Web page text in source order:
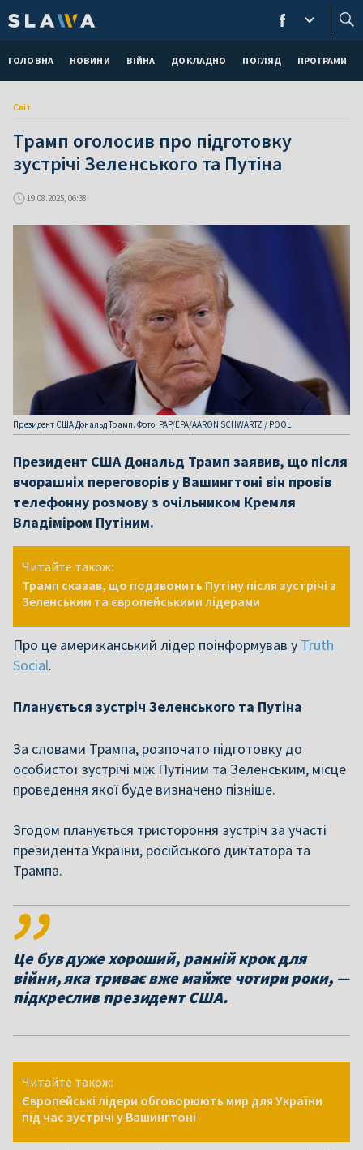
ГОЛОВНА НОВИНИ ВІЙНА ДОКЛАДНО ПОГЛЯД ПРОГРАМИ
Світ
Трамп оголосив про підготовку
зустрічі Зеленського та Путіна
19.08.2025, 06:38
Президент США Дональд Трамп. Фото: PAP/EPA/AARON SCHWARTZ / POOL
Президент США Дональд Трамп заявив, що після
вчорашніх переговорів у Вашингтоні він провів
телефонну розмову з очільником Кремля
Владіміром Путіним.
Читайте також:
Трамп сказав, що подзвонить Путіну після зустрічі з
Зеленським та європейськими лідерами
Про це американський лідер поінформував у Truth
Social.
Планується зустріч Зеленського та Путіна
За словами Трампа, розпочато підготовку до
особистої зустрічі між Путіним та Зеленським, місце
проведення якої буде визначено пізніше.
Згодом планується тристороння зустріч за участі
президента України, російського диктатора та
Трампа.
Це був дуже хороший, ранній крок для
війни, яка триває вже майже чотири роки, —
підкреслив президент США.
Читайте також:
Європейські лідери обговорюють мир для України
під час зустрічі у Вашингтоні